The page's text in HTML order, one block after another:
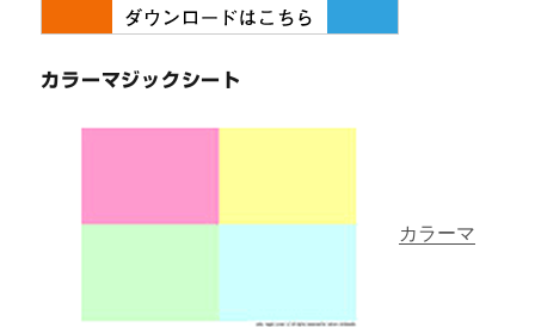
カラーマジックシート
カラーマ